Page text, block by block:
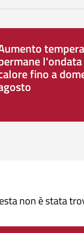
fino a
non è stata